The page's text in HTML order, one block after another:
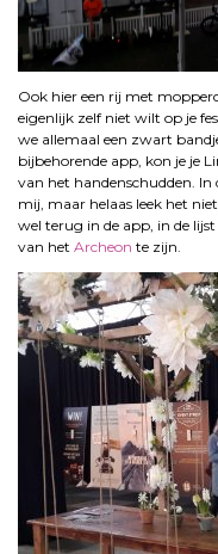
Ook hier een rij met
eigenlijk zelf niet wilt op je
we allemaal een zwart
bijbehorende app, kon je je
van het handenschudden.
mij, maar helaas leek het
wel terug in de app, in de
van het Archeon te zijn.